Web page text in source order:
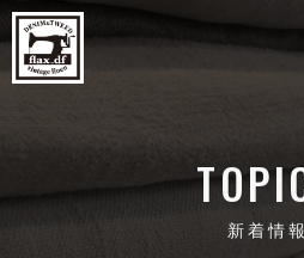
新着情報